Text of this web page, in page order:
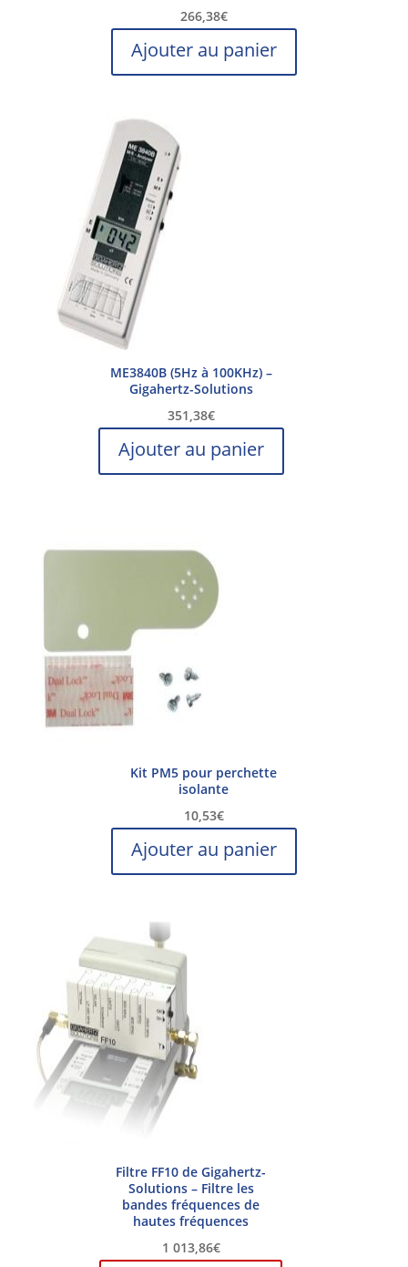
266,38€
Ajouter au panier
ME3840B (5Hz à 100KHz) –
Gigahertz-Solutions
351,38€
Ajouter au panier
Kit PM5 pour perchette
isolante
10,53€
Ajouter au panier
Filtre FF10 de Gigahertz-
Solutions – Filtre les
bandes fréquences de
hautes fréquences
1 013,86€